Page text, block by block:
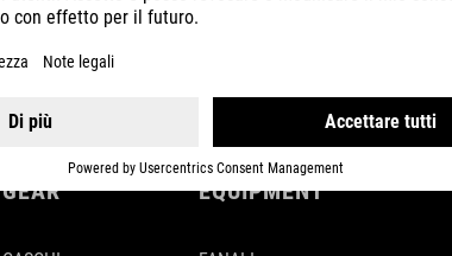
GEAR EQUIPMENT